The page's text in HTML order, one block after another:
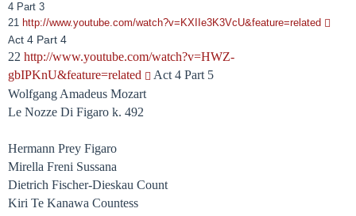
4 Part 3
21 http://www.youtube.com/watch?v=KXIIe3K3VcU&feature=related
Act 4 Part 4
22 http://www.youtube.com/watch?v=HWZ-
gbIPKnU&feature=related
Act 4 Part 5
Wolfgang Amadeus Mozart
Le Nozze Di Figaro k. 492
Hermann Prey Figaro
Mirella Freni Sussana
Dietrich Fischer-Dieskau Count
Kiri Te Kanawa Countess